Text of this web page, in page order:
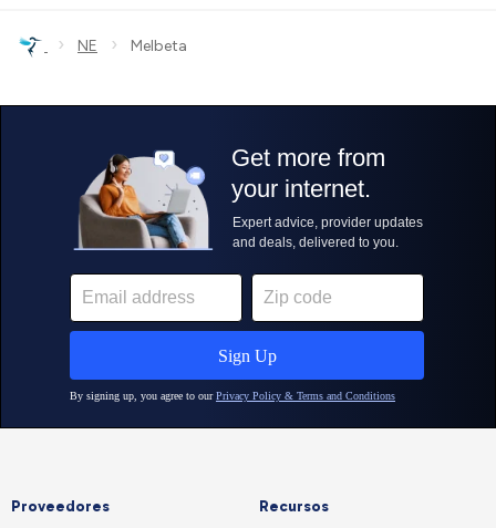
› NE › Melbeta
Proveedores Recursos